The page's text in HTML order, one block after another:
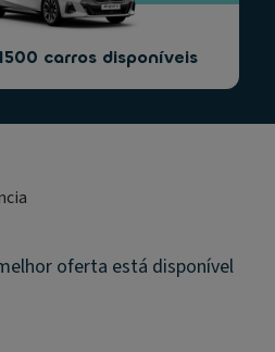
carros disponíveis
oferta está disponível